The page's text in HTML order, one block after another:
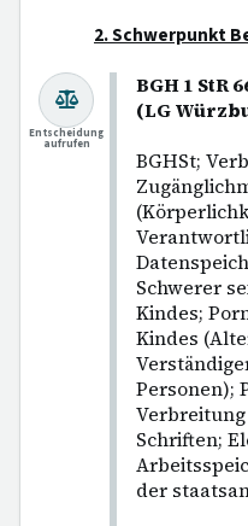
2. Schwerpunkt
BGH 1 StR
(LG
BGHSt;
Schwerer
Kindes;
Kindes
Personen);
Schriften;
der
Entscheidung
aufrufen